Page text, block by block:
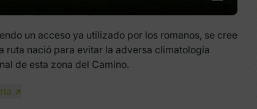
un acceso ya utilizado por los romanos, se cree
ruta nació para evitar la adversa climatología
de esta zona del Camino.
↗